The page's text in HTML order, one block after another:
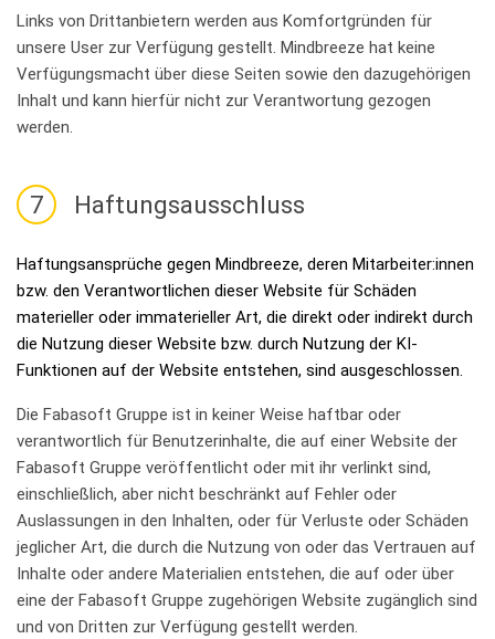
Links von Drittanbietern werden aus Komfortgründen für
unsere User zur Verfügung gestellt. Mindbreeze hat keine
Verfügungsmacht über diese Seiten sowie den dazugehörigen
Inhalt und kann hierfür nicht zur Verantwortung gezogen
werden.
7 Haftungsausschluss
Haftungsansprüche gegen Mindbreeze, deren Mitarbeiter:innen
bzw. den Verantwortlichen dieser Website für Schäden
materieller oder immaterieller Art, die direkt oder indirekt durch
die Nutzung dieser Website bzw. durch Nutzung der KI-
Funktionen auf der Website entstehen, sind ausgeschlossen.
Die Fabasoft Gruppe ist in keiner Weise haftbar oder
verantwortlich für Benutzerinhalte, die auf einer Website der
Fabasoft Gruppe veröffentlicht oder mit ihr verlinkt sind,
einschließlich, aber nicht beschränkt auf Fehler oder
Auslassungen in den Inhalten, oder für Verluste oder Schäden
jeglicher Art, die durch die Nutzung von oder das Vertrauen auf
Inhalte oder andere Materialien entstehen, die auf oder über
eine der Fabasoft Gruppe zugehörigen Website zugänglich sind
und von Dritten zur Verfügung gestellt werden.